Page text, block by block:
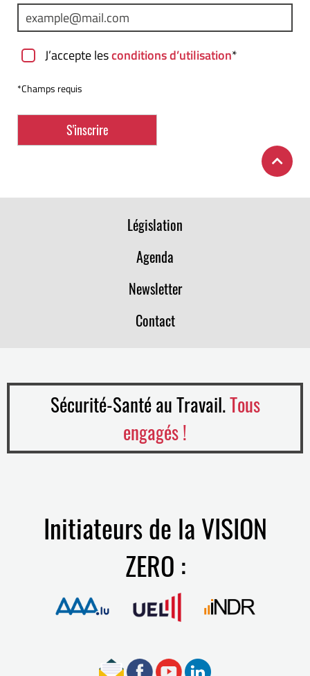
J’accepte lesconditions d’utilisation*
*Champs requis
Législation
Agenda
Newsletter
Contact
Sécurité-Santé au Travail.Tous
engagés !
Initiateurs de la VISION
ZERO :